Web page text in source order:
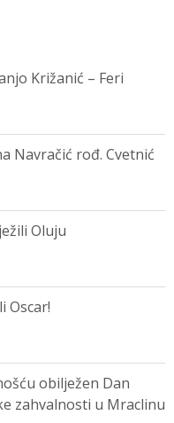
Križanić – Feri
Navračić rođ. Cvetnić
Oluju
Oscar!
obilježen Dan
zahvalnosti u Mraclinu